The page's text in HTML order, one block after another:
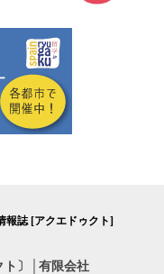
報誌 [アクエドゥクト]
ト〕│有限会社